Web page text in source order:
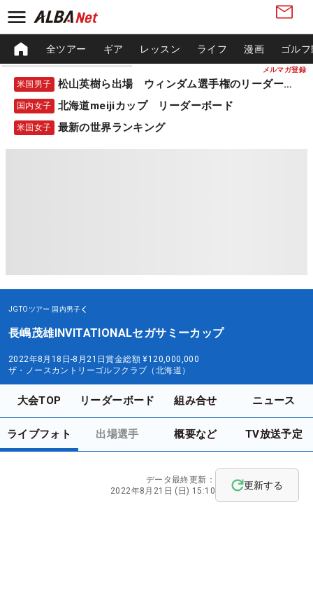
メルマガ登録
全ツアー ギア レッスン ライフ 漫画 ゴル
米国男子 松山英樹ら出場 ウィンダム選手権のリーダーボード
国内女子 北海道meijiカップ リーダーボード
米国女子 最新の世界ランキング
JGTOツアー 国内男子
長嶋茂雄INVITATIONALセガサミーカップ
2022年8月18日-8月21日賞金総額 ¥120,000,000
ザ・ノースカントリーゴルフクラブ（北海道）
大会TOP リーダーボード 組み合せ ニュース
ライブフォト 出場選手 概要など TV放送予定
データ最終更新：
2022年8月21日 (日) 15:10
更新する